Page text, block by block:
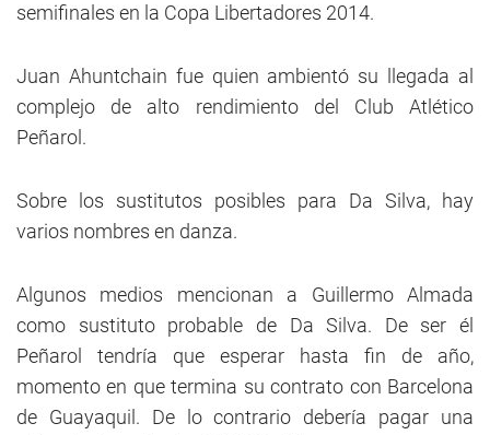
semifinales en la Copa Libertadores 2014.
Juan Ahuntchain fue quien ambientó su llegada al
complejo de alto rendimiento del Club Atlético
Peñarol.
Sobre los sustitutos posibles para Da Silva, hay
varios nombres en danza.
Algunos medios mencionan a Guillermo Almada
como sustituto probable de Da Silva. De ser él
Peñarol tendría que esperar hasta fin de año,
momento en que termina su contrato con Barcelona
de Guayaquil. De lo contrario debería pagar una